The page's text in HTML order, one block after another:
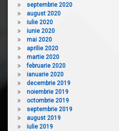
septembrie 2020
august 2020
iulie 2020
iunie 2020
mai 2020
aprilie 2020
martie 2020
februarie 2020
ianuarie 2020
decembrie 2019
noiembrie 2019
octombrie 2019
septembrie 2019
august 2019
iulie 2019